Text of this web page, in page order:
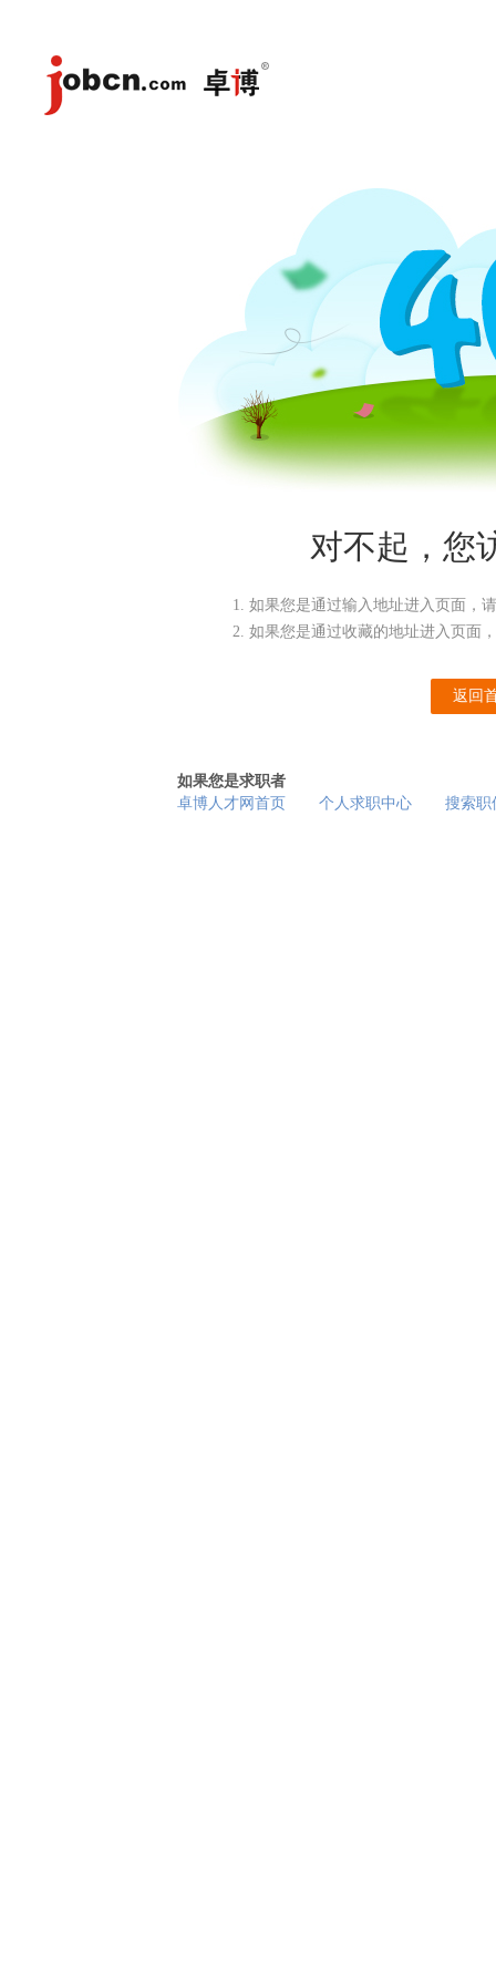
对不起，您
如果您是通过输入地址进入页面，
如果您是通过收藏的地址进入页面
返回
如果您是求职者
卓博人才网首页
个人求职中心 搜索职